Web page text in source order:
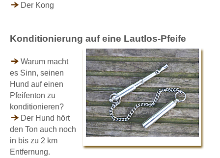
Der Kong
Konditionierung auf eine Lautlos-Pfeife
Warum macht
es Sinn, seinen
Hund auf einen
Pfeifenton zu
konditionieren?
Der Hund hört
den Ton auch noch
in bis zu 2 km
Entfernung.